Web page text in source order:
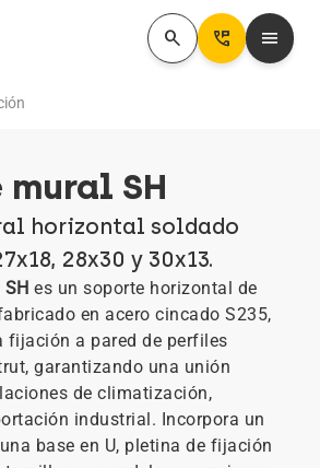
search Perm_Phone_Msg menu
SH
horizontal soldado
28x30 y 30x13.
es un soporte horizontal de
en acero cincado S235,
fijación a pared de perfiles
garantizando una unión
de climatización,
industrial. Incorpora un
base en U, pletina de fijación